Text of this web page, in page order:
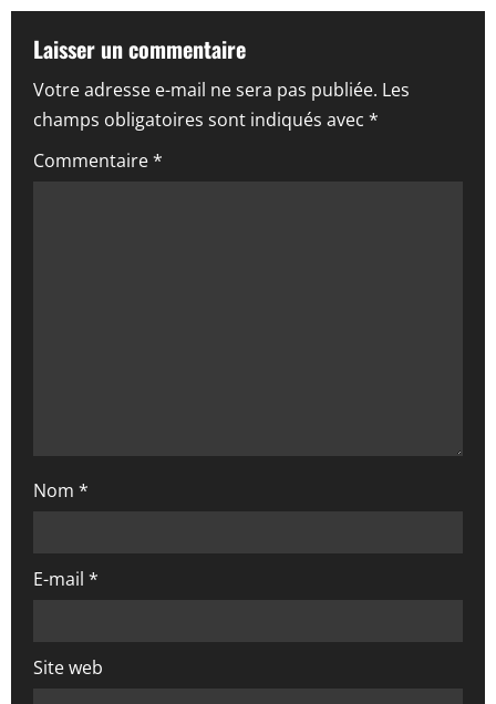
t
i
o
n
c
e
Laisser un commentaire
Votre adresse e-mail ne sera pas publiée. Les
champs obligatoires sont indiqués avec *
Commentaire*
Nom *
E-mail *
Site web